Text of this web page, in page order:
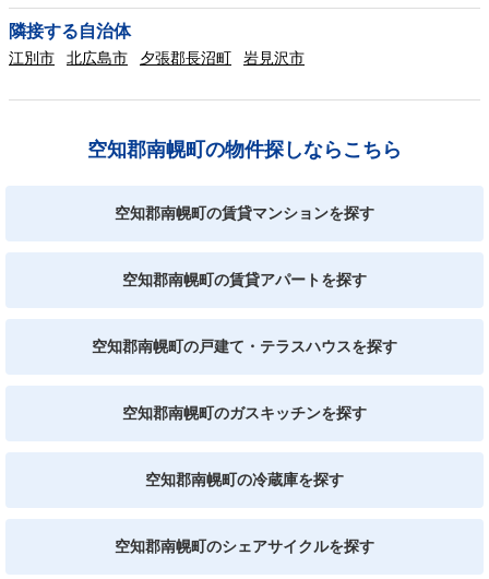
隣接する自治体
江別市 北広島市 夕張郡長沼町 岩見沢市
空知郡南幌町の物件探しならこちら
空知郡南幌町の賃貸マンションを探す
空知郡南幌町の賃貸アパートを探す
空知郡南幌町の戸建て・テラスハウスを探す
空知郡南幌町のガスキッチンを探す
空知郡南幌町の冷蔵庫を探す
空知郡南幌町のシェアサイクルを探す